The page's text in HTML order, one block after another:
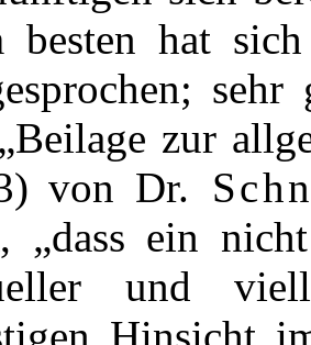
besten hat
zur
von Dr.
„dass ein
und